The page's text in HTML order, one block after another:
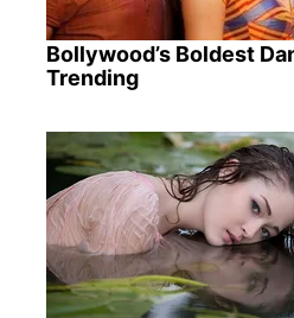
Bollywood’s Boldest
Trending